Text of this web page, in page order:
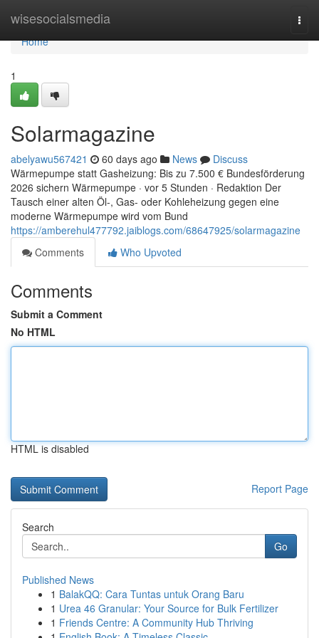
wisesocialsmedia
Home
Home
1
Solarmagazine
abelyawu567421 60 days ago News
Discuss
Wärmepumpe statt Gasheizung: Bis zu 7.500 € Bundesförderung
2026 sichern Wärmepumpe · vor 5 Stunden · Redaktion Der
Tausch einer alten Öl-, Gas- oder Kohleheizung gegen eine
moderne Wärmepumpe wird vom Bund
https://amberehul477792.jaiblogs.com/68647925/solarmagazine
Comments
Who Upvoted
Comments
Submit a Comment
No HTML
HTML is disabled
Report Page
Search
Go
Published News
1 BalakQQ: Cara Tuntas untuk Orang Baru
1 Urea 46 Granular: Your Source for Bulk Fertilizer
1 Friends Centre: A Community Hub Thriving